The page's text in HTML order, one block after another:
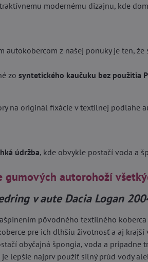
modernému dizajnu, kde
z našej ponuky je ten,
zosyntetického kaučuku bez použitia
na originál fixácie v textilnej podlahe
údržba, kde obvykle postačí voda a
gumových autorohoží
v aute Dacia Logan
pôvodného textilného
pre ich dlhšiu životnosť a aj krajší
obyčajná špongia, voda a prípadne
lepšie najprv použiť silný prúd vody